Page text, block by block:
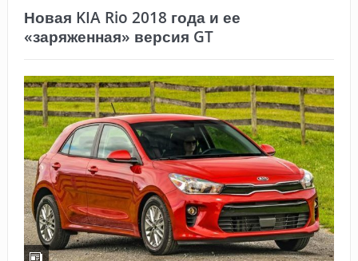
Новая KIA Rio 2018 года и ее
«заряженная» версия GT